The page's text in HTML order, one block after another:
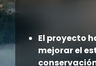
El proyecto
mejorar el